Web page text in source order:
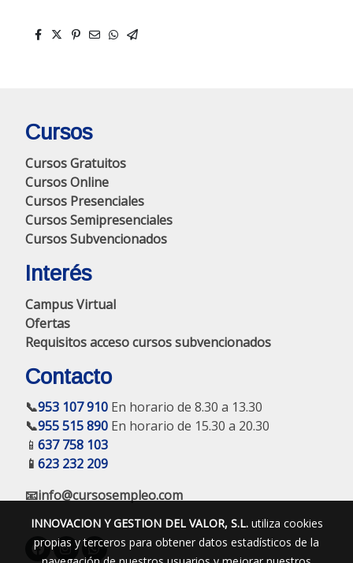
Cursos
Cursos Gratuitos
Cursos Online
Cursos Presenciales
Cursos Semipresenciales
Cursos Subvencionados
Interés
Campus Virtual
Ofertas
Requisitos acceso cursos subvencionados
Contacto
📞953 107 910 En horario de 8.30 a 13.30
📞955 515 890 En horario de 15.30 a 20.30
📱 637 758 103
📱 623 232 209
📧info@cursosempleo.com
INNOVACION Y GESTION DEL VALOR, S.L.utiliza cookies
propias y terceros para obtener datos estadísticos de la